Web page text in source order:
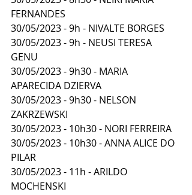
FERNANDES
30/05/2023 - 9h - NIVALTE BORGES
30/05/2023 - 9h - NEUSI TERESA
GENU
30/05/2023 - 9h30 - MARIA
APARECIDA DZIERVA
30/05/2023 - 9h30 - NELSON
ZAKRZEWSKI
30/05/2023 - 10h30 - NORI FERREIRA
30/05/2023 - 10h30 - ANNA ALICE DO
PILAR
30/05/2023 - 11h - ARILDO
MOCHENSKI